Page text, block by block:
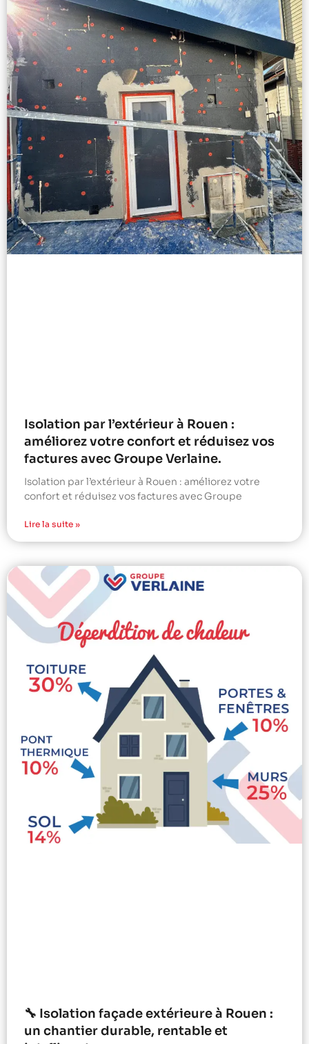
Isolation par l’extérieur à Rouen :
améliorez votre confort et réduisez vos
factures avec Groupe Verlaine.
Isolation par l’extérieur à Rouen : améliorez votre
confort et réduisez vos factures avec Groupe
Lire la suite »
🔧 Isolation façade extérieure à Rouen :
un chantier durable, rentable et